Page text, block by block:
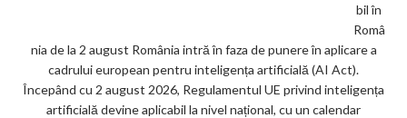
bil în
Româ
nia de la 2 august România intră în faza de punere în aplicare a
cadrului european pentru inteligența artificială (AI Act).
Începând cu 2 august 2026, Regulamentul UE privind inteligența
artificială devine aplicabil la nivel național, cu un calendar